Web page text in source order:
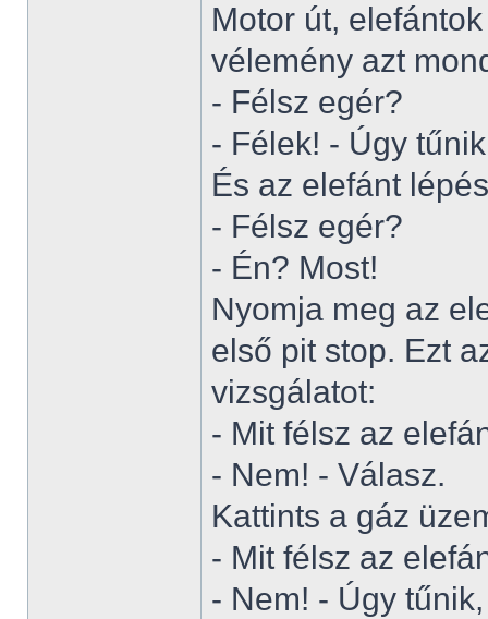
Motor út,
vélemény azt
- Félsz egér?
- Félek! - Úgy
És az elefánt
- Félsz egér?
- Én? Most!
Nyomja meg az
első pit stop. Ezt
vizsgálatot:
- Mit félsz az
- Nem! - Válasz.
Kattints a gáz
- Mit félsz az
- Nem! - Úgy